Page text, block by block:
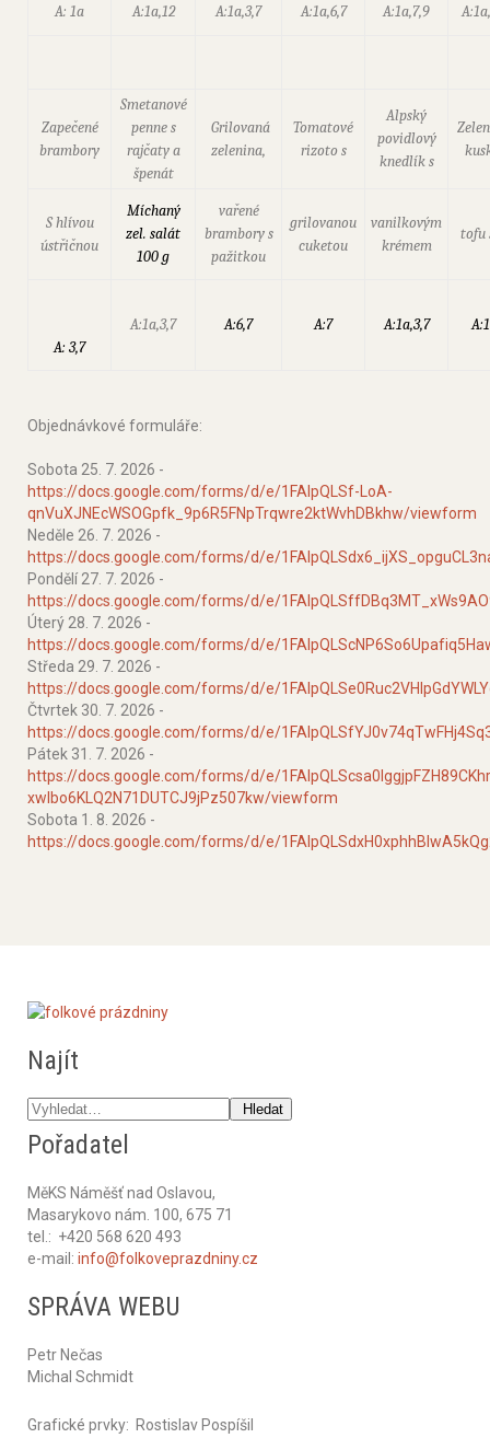
A: 1a A:1a,12 A:1a,3,7 A:1a,6,7 A:1a,7,9
Zapečené
brambory
Smetanové
penne s
rajčaty a
špenát
Grilovaná
zelenina,
Tomatové
rizoto s
Alpský
povidlový
knedlík s
S hlívou
ústřičnou
Míchaný
zel. salát
100 g
vařené
brambory s
pažitkou
grilovanou
cuketou
vanilkovým
krémem
tofu
A: 3,7
A:1a,3,7 A:6,7 A:7 A:1a,3,7
Objednávkové formuláře:
Sobota 25. 7. 2026 -
https://docs.google.com/forms/d/e/1FAIpQLSf-LoA-
qnVuXJNEcWSOGpfk_9p6R5FNpTrqwre2ktWvhDBkhw/viewform
Neděle 26. 7. 2026 -
https://docs.google.com/forms/d/e/
Pondělí 27. 7. 2026 -
https://docs.google.com/forms/d/e/
Úterý 28. 7. 2026 -
https://docs.google.com/forms/d/e/
Středa 29. 7. 2026 -
https://docs.google.com/forms/d/e/
Čtvrtek 30. 7. 2026 -
https://docs.google.com/forms/d/e/
Pátek 31. 7. 2026 -
https://docs.google.com/forms/d/e/
xwlbo6KLQ2N71DUTCJ9jPz507kw/viewform
Sobota 1. 8. 2026 -
https://docs.google.com/forms/d/e/
Najít
Hledaný výraz Hledat
Pořadatel
MěKS Náměšť nad Oslavou,
Masarykovo nám. 100, 675 71
tel.: +420 568 620 493
e-mail: info@folkoveprazdniny.cz
SPRÁVA WEBU
Petr Nečas
Michal Schmidt
Grafické prvky: Rostislav Pospíšil